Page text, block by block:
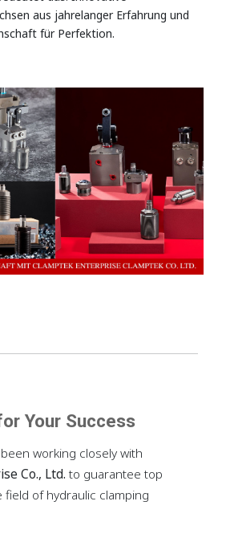
aus jahrelanger Erfahrung und
für Perfektion.
Your Success
working closely with
Co., Ltd. to guarantee top
of hydraulic clamping